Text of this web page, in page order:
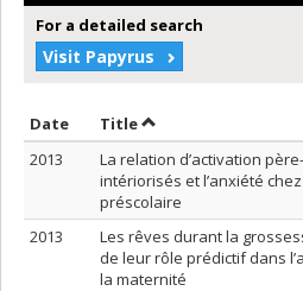
For a detailed search
Visit Papyrus
Date Sort by date in ascending
TitleSort by title in
2013
La relation d’activation
intériorisés et l’anxiété
préscolaire
2013
Les rêves durant la
de leur rôle prédictif dans
la maternité